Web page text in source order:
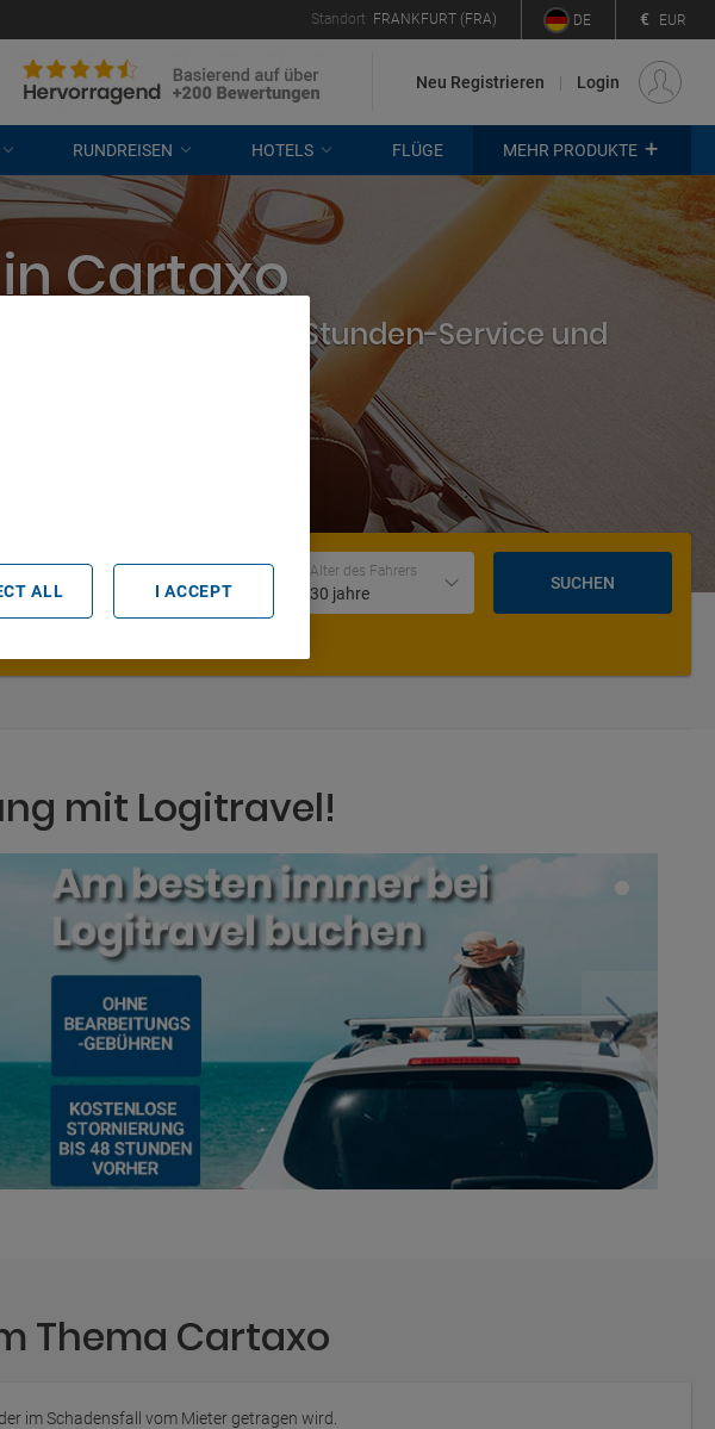
Standort FRANKFURT (FRA) DE € EUR
Neu Registrieren Login
RUNDREISEN HOTELS FLÜGE MEHR PRODUKTE +
Cartaxo
Unternehmen, 24-Stunden-Service und
Datum und Uhrzeit der Rückgabe Alter des Fahrers
30 jahre
SUCHEN
mit Logitravel!
Thema Cartaxo
im Schadensfall vom Mieter getragen wird.
ALL I ACCEPT